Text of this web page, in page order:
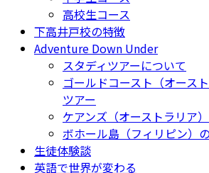
高校生コース
下高井戸校の特徴
Adventure Down Under
スタディツアーについて
ゴールドコースト（オース
ツアー
ケアンズ（オーストラリア
ボホール島（フィリピン）
生徒体験談
英語で世界が変わる